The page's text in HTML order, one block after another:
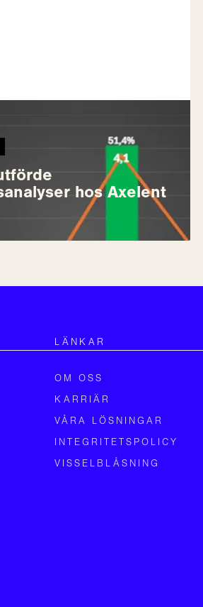
hos Axelent
LÄNKAR
OM OSS
KARRIÄR
VÅRA LÖSNINGAR
INTEGRITETSPOLICY
VISSELBLÅSNING